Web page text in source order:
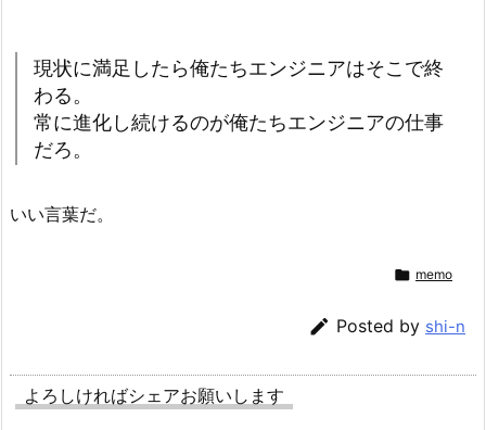
現状に満足したら俺たちエンジニアはそこで終
わる。
常に進化し続けるのが俺たちエンジニアの仕事
だろ。
いい言葉だ。
 memo
 Posted by shi-n
よろしければシェアお願いします